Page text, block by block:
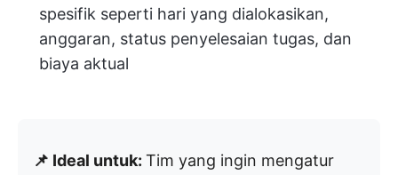
spesifik seperti hari yang dialokasikan,
anggaran, status penyelesaian tugas, dan
biaya aktual
📌 Ideal untuk: Tim yang ingin mengatur